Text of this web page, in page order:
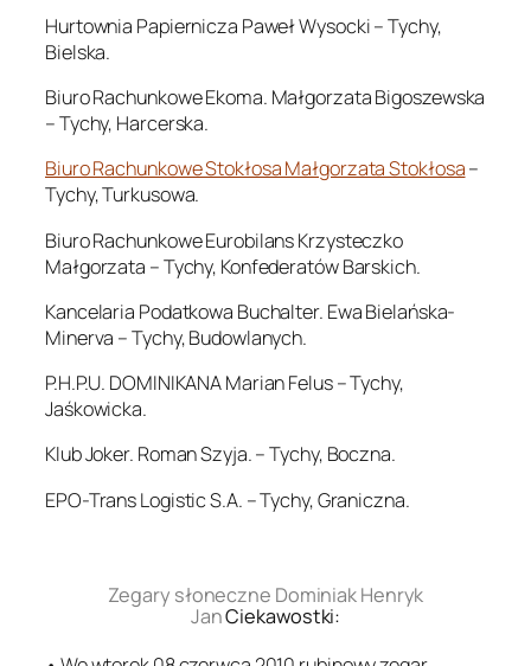
Hurtownia Papiernicza Paweł Wysocki – Tychy,
Bielska.
Biuro Rachunkowe Ekoma. Małgorzata Bigoszewska
– Tychy, Harcerska.
Biuro Rachunkowe Stokłosa Małgorzata Stokłosa–
Tychy, Turkusowa.
Biuro Rachunkowe Eurobilans Krzysteczko
Małgorzata – Tychy, Konfederatów Barskich.
Kancelaria Podatkowa Buchalter. Ewa Bielańska-
Minerva – Tychy, Budowlanych.
P.H.P.U. DOMINIKANA Marian Felus – Tychy,
Jaśkowicka.
Klub Joker. Roman Szyja. – Tychy, Boczna.
EPO-Trans Logistic S.A. – Tychy, Graniczna.
Zegary słoneczne Dominiak Henryk
JanCiekawostki: